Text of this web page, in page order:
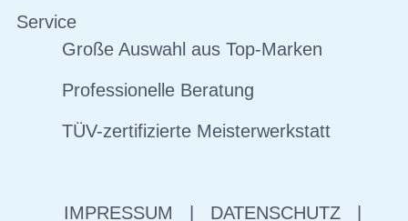
Service
Große Auswahl aus Top-Marken
Professionelle Beratung
TÜV-zertifizierte Meisterwerkstatt
IMPRESSUM DATENSCHUTZ